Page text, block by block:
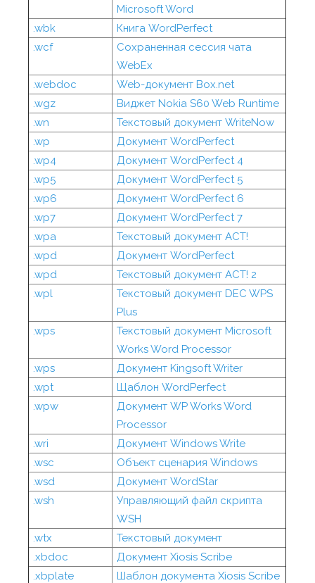
Microsoft Word
.wbk
Книга WordPerfect
.wcf
Сохраненная сессия чата
WebEx
.webdoc
Web-документ Box.net
.wgz
Виджет Nokia S60 Web Runtime
.wn
Текстовый документ WriteNow
.wp
Документ WordPerfect
.wp4
Документ WordPerfect 4
.wp5
Документ WordPerfect 5
.wp6
Документ WordPerfect 6
.wp7
Документ WordPerfect 7
.wpa
Текстовый документ ACT!
.wpd
Документ WordPerfect
.wpd
Текстовый документ ACT! 2
.wpl
Текстовый документ DEC WPS
Plus
.wps
Текстовый документ Microsoft
Works Word Processor
.wps
Документ Kingsoft Writer
.wpt
Щаблон WordPerfect
.wpw
Документ WP Works Word
Processor
.wri
Документ Windows Write
.wsc
Объект сценария Windows
.wsd
Документ WordStar
.wsh
Управляющий файл скрипта
WSH
.wtx
Текстовый документ
.xbdoc
Документ Xiosis Scribe
.xbplate
Шаблон документа Xiosis Scribe